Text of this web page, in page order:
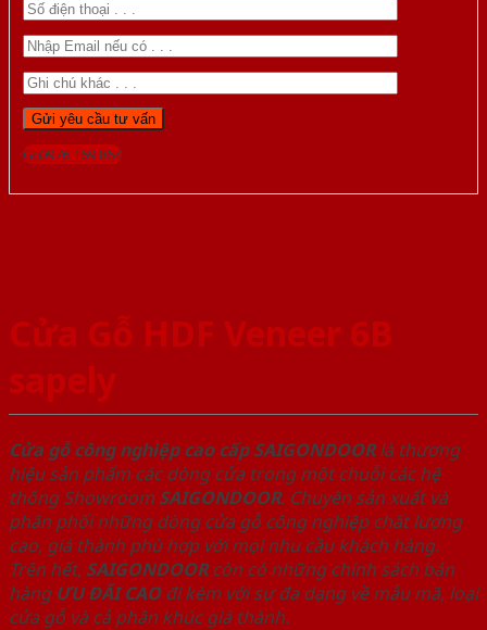
Gọi 0976.169.864
Cửa Gỗ HDF Veneer 6B
sapely
Cửa gỗ công nghiệp cao cấp SAIGONDOORlà thương
hiệu sản phẩm các dòng cửa trong một chuỗi các hệ
thống Showroom SAIGONDOOR. Chuyên sản xuất và
phân phối những dòng cửa gỗ công nghiệp chất lượng
cao, giá thành phù hợp với mọi nhu cầu khách hàng.
Trên hết, SAIGONDOORcòn có những chính sách bán
hàng ƯU ĐÃI CAOđi kèm với sự đa dạng về mẫu mã, loại
cửa gỗ và cả phân khúc giá thành.